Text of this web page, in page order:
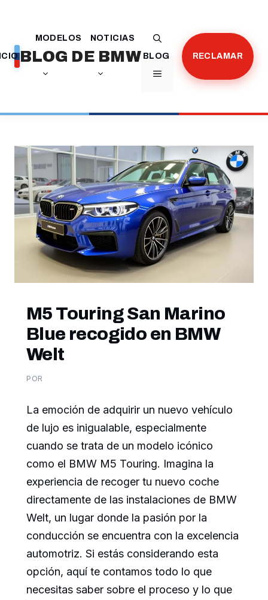
contenido
BLOG DE BMW
MENÚ
MODELOS
NOTICIAS
BLOG
RECLAMAR
M5 Touring San Marino
Blue recogido en BMW
Welt
POR
La emoción de adquirir un nuevo vehículo
de lujo es inigualable, especialmente
cuando se trata de un modelo icónico
como el BMW M5 Touring. Imagina la
experiencia de recoger tu nuevo coche
directamente de las instalaciones de BMW
Welt, un lugar donde la pasión por la
conducción se encuentra con la excelencia
automotriz. Si estás considerando esta
opción, aquí te contamos todo lo que
necesitas saber sobre el proceso y lo que